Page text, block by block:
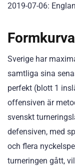
2019-07-06:
Formkurva
Sverige har
samtliga sina
perfekt (blott 1
offensiven är
svenskt
defensiven, med
och flera
turneringen gått,